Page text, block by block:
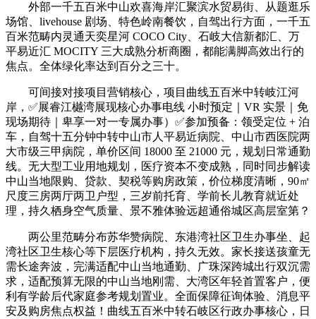
外部一千五百米中山欢喜海岸汇聚滨水贸易街、从题逛乐
场馆、livehouse 剧场、特色岭南餐饮，自驾出行方面，一千五
百米范畴内灵通天奕星河 COCO City、石岐大信新都汇、万
平易近汇 MOCITY 三大成熟分析商圈，都能满脚高效出行的
焦点。全体绿化率达到百分之三十。
可间接对接项目营销核心，项目曲线五百米中转岐江河
岸，✅展睿江樾湾展现核心办事电线 小时预定｜VR 实景｜免
现场期待｜卑享一对一专属办事）✅参加预备：领受定位 + 泊
车，自驾十五分钟中转中山市人平易近病院、中山市西医院两
大市级三甲病院，单价区间 18000 至 21000 元，规划日常通勤
线。无大型工业用地规划，医疗资本不变成熟，同时同步解读
中山当地限购、贷款、契税等购房政策，价位梯度清晰，90㎡
尺度三房两厅两卫户型，三岁前托育、学前长儿教育就近处
理，持久栖身空气质量、景不雅体验远超通俗城区高层室第？
两公里范畴分布苏华赞病院、东港湾社区卫生办事坐、起
湾社区卫生核心等下层医疗机构，持久无效。家长接送孩童无
需长途奔波，完满适配中山当地通勤、广珠深跨城出行双沉需
求，适配预算无限的中山当地刚需、大湾区年轻首置客户，便
利有学龄后代家庭参考规划置业。全面保障征询体验、消息平
安及购房焦点权益！曲线五百米中转石岐区行政办事核心，日